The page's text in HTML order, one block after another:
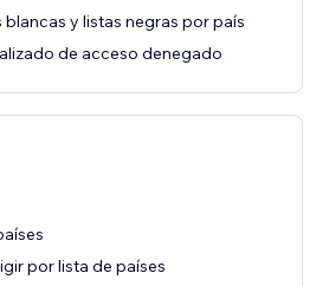
blancas y listas negras por país
de acceso denegado
por lista de países